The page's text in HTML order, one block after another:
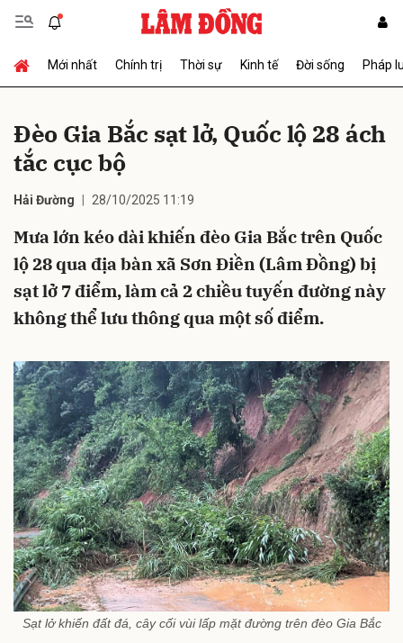
Mới nhất Chính trị Thời sự Kinh tế Đời sống Pháp
Đèo Gia Bắc sạt lở, Quốc lộ 28 ách
tắc cục bộ
Hải Đường 28/10/2025 11:19
Mưa lớn kéo dài khiến đèo Gia Bắc trên Quốc
lộ 28 qua địa bàn xã Sơn Điền (Lâm Đồng) bị
sạt lở 7 điểm, làm cả 2 chiều tuyến đường này
không thể lưu thông qua một số điểm.
Sạt lở khiến đất đá, cây cối vùi lấp mặt đường trên đèo Gia Bắc
Gửi bình luận
Hủy Gửi